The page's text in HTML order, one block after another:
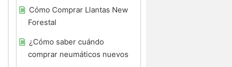
Cómo Comprar Llantas New
Forestal
¿Cómo saber cuándo
comprar neumáticos nuevos